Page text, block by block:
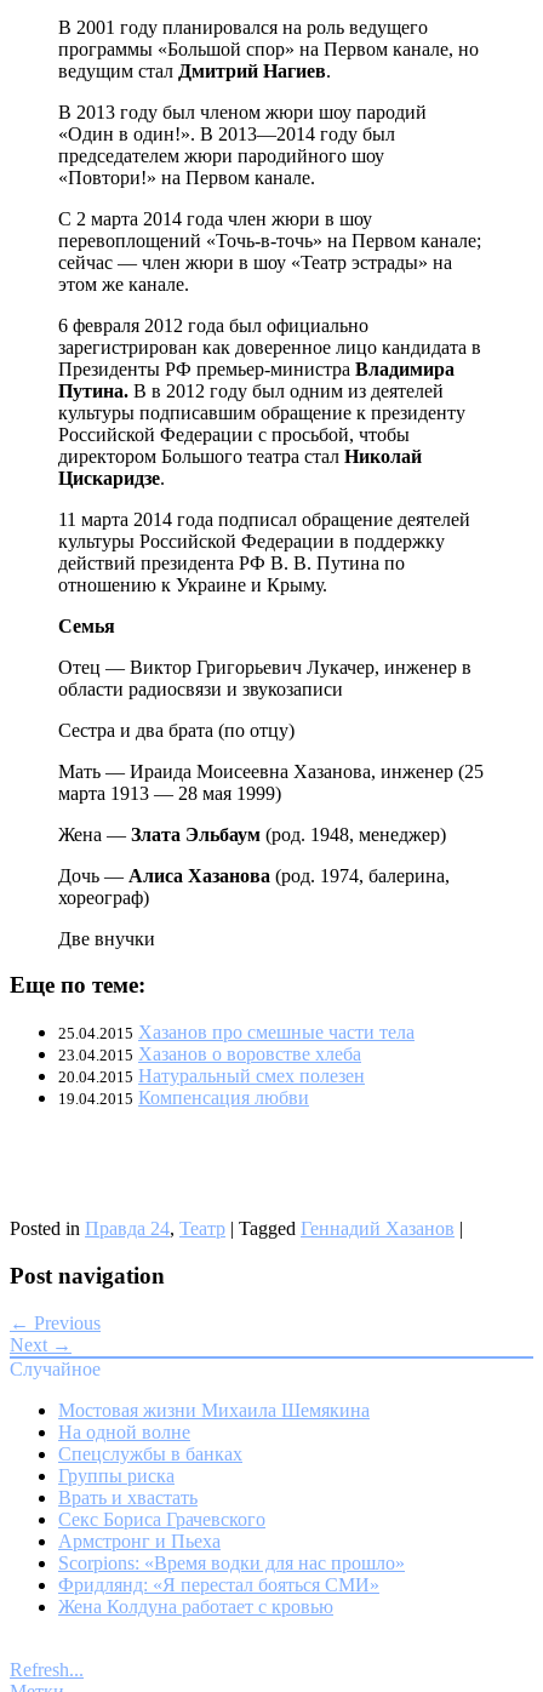
В 2001 году планировался на роль ведущего
программы «Большой спор» на Первом канале, но
ведущим стал Дмитрий Нагиев.
В 2013 году был членом жюри шоу пародий
«Один в один!». В 2013—2014 году был
председателем жюри пародийного шоу
«Повтори!» на Первом канале.
C 2 марта 2014 года член жюри в шоу
перевоплощений «Точь-в-точь» на Первом канале;
сейчас — член жюри в шоу «Театр эстрады» на
этом же канале.
6 февраля 2012 года был официально
зарегистрирован как доверенное лицо кандидата в
Президенты РФ премьер-министра Владимира
Путина. В в 2012 году был одним из деятелей
культуры подписавшим обращение к президенту
Российской Федерации с просьбой, чтобы
директором Большого театра стал Николай
Цискаридзе.
11 марта 2014 года подписал обращение деятелей
культуры Российской Федерации в поддержку
действий президента РФ В. В. Путина по
отношению к Украине и Крыму.
Семья
Отец — Виктор Григорьевич Лукачер, инженер в
области радиосвязи и звукозаписи
Сестра и два брата (по отцу)
Мать — Ираида Моисеевна Хазанова, инженер (25
марта 1913 — 28 мая 1999)
Жена — Злата Эльбаум (род. 1948, менеджер)
Дочь — Алиса Хазанова (род. 1974, балерина,
хореограф)
Две внучки
Еще по теме:
25.04.2015 Хазанов про смешные части тела
23.04.2015 Хазанов о воровстве хлеба
20.04.2015 Натуральный смех полезен
19.04.2015 Компенсация любви
Posted in Правда 24, Театр | Tagged Геннадий Хазанов |
Post navigation
← Previous
Next →
Случайное
Мостовая жизни Михаила Шемякина
На одной волне
Спецслужбы в банках
Группы риска
Врать и хвастать
Секс Бориса Грачевского
Армстронг и Пьеха
Scorpions: «Время водки для нас прошло»
Фридлянд: «Я перестал бояться СМИ»
Жена Колдуна работает с кровью
Refresh...